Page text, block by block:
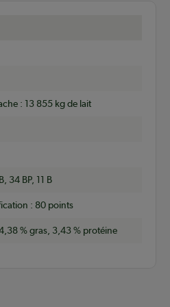
: 13 855 kg de lait
34 BP, 11 B
: 80 points
% gras, 3,43 % protéine